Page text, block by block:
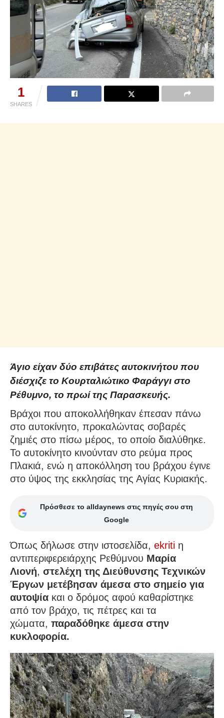
1
SHARES
Άγιο είχαν δύο επιβάτες αυτοκινήτου που
διέσχιζε το Κουρταλιώτικο Φαράγγι στο
Ρέθυμνο, το πρωί της Παρασκευής.
Βράχοι που αποκολλήθηκαν έπεσαν πάνω
στο αυτοκίνητο, προκαλώντας σοβαρές
ζημιές στο πίσω μέρος, το οποίο διαλύθηκε.
Το αυτοκίνητο κινούνταν στο ρεύμα προς
Πλακιά, ενώ η αποκόλληση του βράχου έγινε
στο ύψος της εκκλησίας της Αγίας Κυριακής.
Πρόσθεσε το alldaynews στις πηγές σου στη
Google
Όπως δήλωσε στην ιστοσελίδα, ekriti η
αντιπεριφερειάρχης Ρεθύμνου Μαρία
Λιονή, στελέχη της Διεύθυνσης Τεχνικών
Έργων μετέβησαν άμεσα στο σημείο για
αυτοψία και ο δρόμος αφού καθαρίστηκε
από τον βράχο, τις πέτρες και τα
χώματα, παραδόθηκε άμεσα στην
κυκλοφορία.